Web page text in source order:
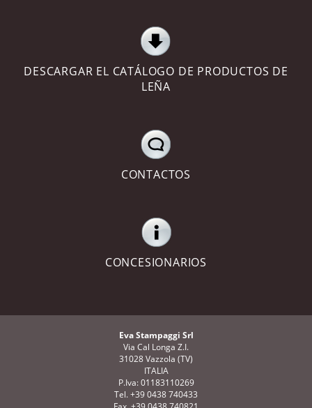
DESCARGAR EL CATÁLOGO DE PRODUCTOS DE
LEÑA
CONTACTOS
CONCESIONARIOS
Eva Stampaggi Srl
Via Cal Longa Z.I.
31028 Vazzola (TV)
ITALIA
P.Iva: 01183110269
Tel. +39 0438 740433